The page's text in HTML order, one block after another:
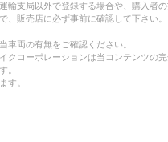
輸支局以外で登録する場合や、購入者
販売店に必ず事前に確認して下さい。
両の有無をご確認ください。
クコーポレーションは当コンテンツの
。
す。